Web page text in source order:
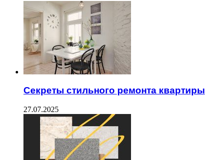
Секреты стильного ремонта квартиры
27.07.2025